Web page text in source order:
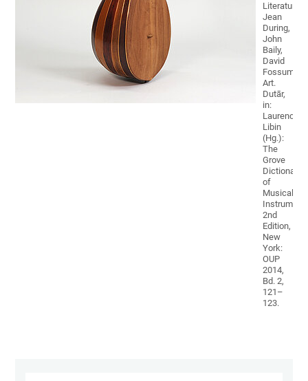
Literatur:
Jean
During,
John
Baily,
David
Fossum:
Art.
Dutār,
in:
Laurence
Libin
(Hg.):
The
Grove
Dictionary
of
Musical
2nd
Edition,
New
York:
OUP
2014,
Bd. 2,
121–
123.